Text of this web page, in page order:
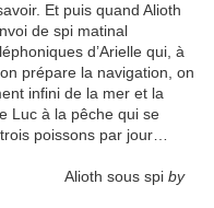
Et puis quand Alioth
de spi matinal
d’Arielle qui, à
prépare la navigation, on
infini de la mer et la
Luc à la pêche qui se
poissons par jour…
spi by